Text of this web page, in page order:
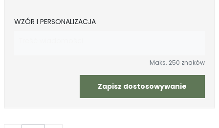
WZÓR I PERSONALIZACJA
Maks. 250 znaków
Zapisz dostosowywanie